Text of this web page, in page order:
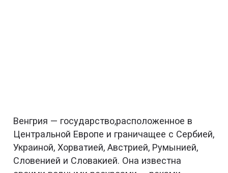
Венгрия — государство,расположенное в
Центральной Европе и граничащее с Сербией,
Украиной, Хорватией, Австрией, Румынией,
Словенией и Словакией. Она известна